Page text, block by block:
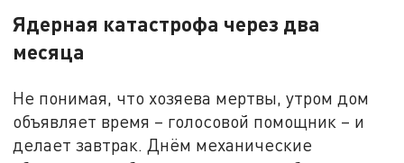
Ядерная катастрофа через два
месяца
Не понимая, что хозяева мертвы, утром дом
объявляет время – голосовой помощник – и
делает завтрак. Днём механические